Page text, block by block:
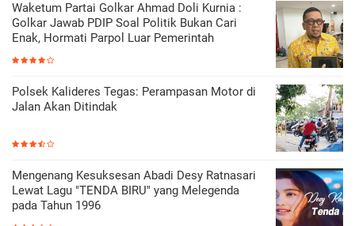
Waketum Partai Golkar Ahmad Doli Kurnia :
Golkar Jawab PDIP Soal Politik Bukan Cari
Enak, Hormati Parpol Luar Pemerintah
Polsek Kalideres Tegas: Perampasan Motor di
Jalan Akan Ditindak
Mengenang Kesuksesan Abadi Desy Ratnasari
Lewat Lagu "TENDA BIRU" yang Melegenda
pada Tahun 1996